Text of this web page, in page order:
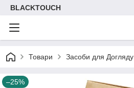
BLACKTOUCH
Товари Засоби для Догляду
–25%